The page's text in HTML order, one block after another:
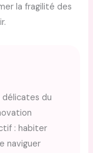
la fragilité des
délicates du
: habiter
naviguer